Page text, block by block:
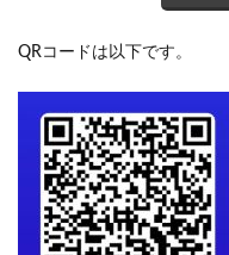
QRコードは以下です。